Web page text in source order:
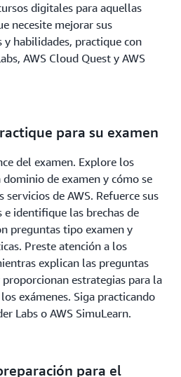
digitales para aquellas
necesite mejorar sus
y habilidades, practique con
AWS Cloud Quest y AWS
para su examen
del examen. Explore los
dominio de examen y cómo se
servicios de AWS. Refuerce sus
e identifique las brechas de
preguntas tipo examen y
Preste atención a los
explican las preguntas
estrategias para la
exámenes. Siga practicando
Labs o AWS SimuLearn.
para el